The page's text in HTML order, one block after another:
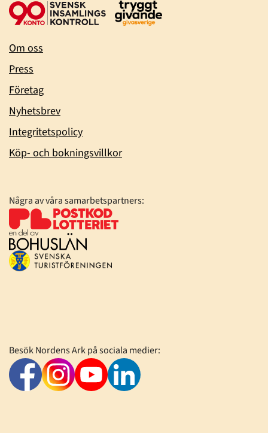
Om oss
Press
Företag
Nyhetsbrev
Integritetspolicy
Köp- och bokningsvillkor
Några av våra samarbetspartners:
Besök Nordens Ark på sociala medier: